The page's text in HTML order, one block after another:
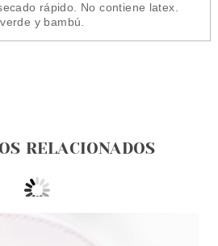
rápido. No contiene latex.
y bambú.
RELACIONADOS